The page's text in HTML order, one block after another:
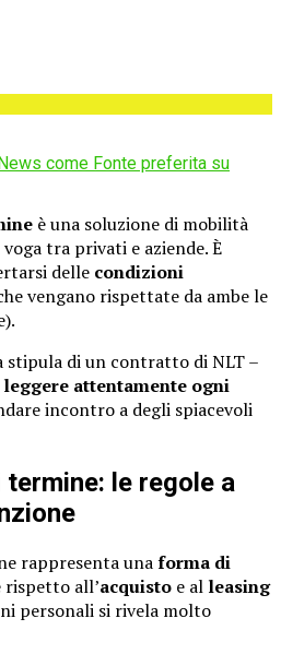
come Fonte preferita su
è una soluzione di mobilità
tra privati e aziende. È
delle condizioni
vengano rispettate da ambe le
stipula di un contratto di NLT –
leggere attentamente ogni
incontro a degli spiacevoli
le regole a
rappresenta unaforma di
rispetto all’acquisto e al leasing
personali si rivela molto